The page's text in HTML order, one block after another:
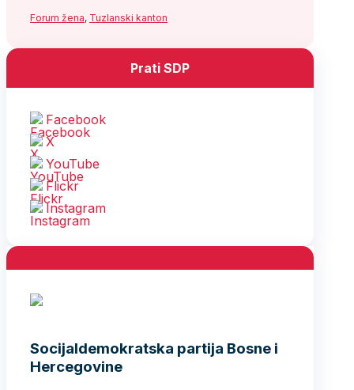
Forum žena, Tuzlanski kanton
Prati SDP
Facebook
X
YouTube
Flickr
Instagram
Socijaldemokratska partija Bosne i
Hercegovine